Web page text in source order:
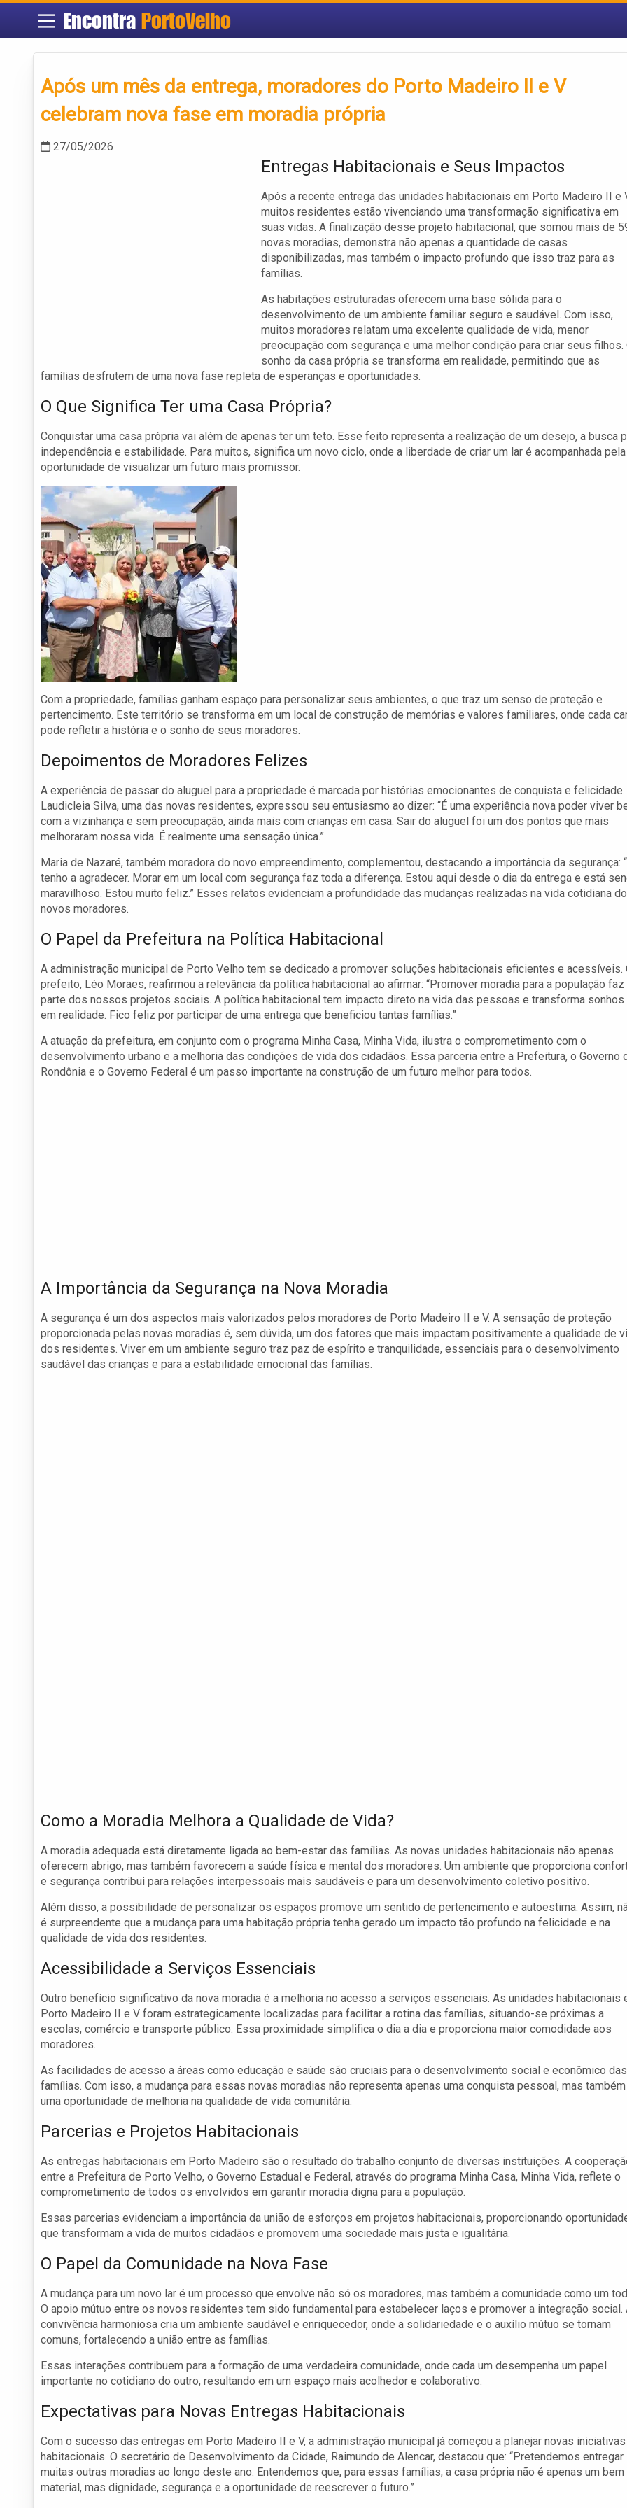
Encontra PortoVelho
Após um mês da entrega, moradores do Porto Madeiro II e V
celebram nova fase em moradia própria
27/05/2026
Entregas Habitacionais e Seus Impactos
Após a recente entrega das unidades habitacionais em Porto Madeiro II e
muitos residentes estão vivenciando uma transformação significativa em
suas vidas. A finalização desse projeto habitacional, que somou mais de
novas moradias, demonstra não apenas a quantidade de casas
disponibilizadas, mas também o impacto profundo que isso traz para as
famílias.
As habitações estruturadas oferecem uma base sólida para o
desenvolvimento de um ambiente familiar seguro e saudável. Com isso,
muitos moradores relatam uma excelente qualidade de vida, menor
preocupação com segurança e uma melhor condição para criar seus filhos.
sonho da casa própria se transforma em realidade, permitindo que as
famílias desfrutem de uma nova fase repleta de esperanças e oportunidades.
O Que Significa Ter uma Casa Própria?
Conquistar uma casa própria vai além de apenas ter um teto. Esse feito representa a realização de um desejo, a busca
independência e estabilidade. Para muitos, significa um novo ciclo, onde a liberdade de criar um lar é acompanhada pela
oportunidade de visualizar um futuro mais promissor.
Com a propriedade, famílias ganham espaço para personalizar seus ambientes, o que traz um senso de proteção e
pertencimento. Este território se transforma em um local de construção de memórias e valores familiares, onde cada
pode refletir a história e o sonho de seus moradores.
Depoimentos de Moradores Felizes
A experiência de passar do aluguel para a propriedade é marcada por histórias emocionantes de conquista e felicidade.
Laudicleia Silva, uma das novas residentes, expressou seu entusiasmo ao dizer: “É uma experiência nova poder viver
com a vizinhança e sem preocupação, ainda mais com crianças em casa. Sair do aluguel foi um dos pontos que mais
melhoraram nossa vida. É realmente uma sensação única.”
Maria de Nazaré, também moradora do novo empreendimento, complementou, destacando a importância da segurança:
tenho a agradecer. Morar em um local com segurança faz toda a diferença. Estou aqui desde o dia da entrega e está
maravilhoso. Estou muito feliz.” Esses relatos evidenciam a profundidade das mudanças realizadas na vida cotidiana
novos moradores.
O Papel da Prefeitura na Política Habitacional
A administração municipal de Porto Velho tem se dedicado a promover soluções habitacionais eficientes e acessíveis.
prefeito, Léo Moraes, reafirmou a relevância da política habitacional ao afirmar: “Promover moradia para a população faz
parte dos nossos projetos sociais. A política habitacional tem impacto direto na vida das pessoas e transforma sonhos
em realidade. Fico feliz por participar de uma entrega que beneficiou tantas famílias.”
A atuação da prefeitura, em conjunto com o programa Minha Casa, Minha Vida, ilustra o comprometimento com o
desenvolvimento urbano e a melhoria das condições de vida dos cidadãos. Essa parceria entre a Prefeitura, o Governo
Rondônia e o Governo Federal é um passo importante na construção de um futuro melhor para todos.
A Importância da Segurança na Nova Moradia
A segurança é um dos aspectos mais valorizados pelos moradores de Porto Madeiro II e V. A sensação de proteção
proporcionada pelas novas moradias é, sem dúvida, um dos fatores que mais impactam positivamente a qualidade de
dos residentes. Viver em um ambiente seguro traz paz de espírito e tranquilidade, essenciais para o desenvolvimento
saudável das crianças e para a estabilidade emocional das famílias.
Como a Moradia Melhora a Qualidade de Vida?
A moradia adequada está diretamente ligada ao bem-estar das famílias. As novas unidades habitacionais não apenas
oferecem abrigo, mas também favorecem a saúde física e mental dos moradores. Um ambiente que proporciona
e segurança contribui para relações interpessoais mais saudáveis e para um desenvolvimento coletivo positivo.
Além disso, a possibilidade de personalizar os espaços promove um sentido de pertencimento e autoestima. Assim,
é surpreendente que a mudança para uma habitação própria tenha gerado um impacto tão profundo na felicidade e na
qualidade de vida dos residentes.
Acessibilidade a Serviços Essenciais
Outro benefício significativo da nova moradia é a melhoria no acesso a serviços essenciais. As unidades habitacionais
Porto Madeiro II e V foram estrategicamente localizadas para facilitar a rotina das famílias, situando-se próximas a
escolas, comércio e transporte público. Essa proximidade simplifica o dia a dia e proporciona maior comodidade aos
moradores.
As facilidades de acesso a áreas como educação e saúde são cruciais para o desenvolvimento social e econômico das
famílias. Com isso, a mudança para essas novas moradias não representa apenas uma conquista pessoal, mas também
uma oportunidade de melhoria na qualidade de vida comunitária.
Parcerias e Projetos Habitacionais
As entregas habitacionais em Porto Madeiro são o resultado do trabalho conjunto de diversas instituições. A
entre a Prefeitura de Porto Velho, o Governo Estadual e Federal, através do programa Minha Casa, Minha Vida, reflete o
comprometimento de todos os envolvidos em garantir moradia digna para a população.
Essas parcerias evidenciam a importância da união de esforços em projetos habitacionais, proporcionando
que transformam a vida de muitos cidadãos e promovem uma sociedade mais justa e igualitária.
O Papel da Comunidade na Nova Fase
A mudança para um novo lar é um processo que envolve não só os moradores, mas também a comunidade como um
O apoio mútuo entre os novos residentes tem sido fundamental para estabelecer laços e promover a integração social.
convivência harmoniosa cria um ambiente saudável e enriquecedor, onde a solidariedade e o auxílio mútuo se tornam
comuns, fortalecendo a união entre as famílias.
Essas interações contribuem para a formação de uma verdadeira comunidade, onde cada um desempenha um papel
importante no cotidiano do outro, resultando em um espaço mais acolhedor e colaborativo.
Expectativas para Novas Entregas Habitacionais
Com o sucesso das entregas em Porto Madeiro II e V, a administração municipal já começou a planejar novas iniciativas
habitacionais. O secretário de Desenvolvimento da Cidade, Raimundo de Alencar, destacou que: “Pretendemos entregar
muitas outras moradias ao longo deste ano. Entendemos que, para essas famílias, a casa própria não é apenas um bem
material, mas dignidade, segurança e a oportunidade de reescrever o futuro.”